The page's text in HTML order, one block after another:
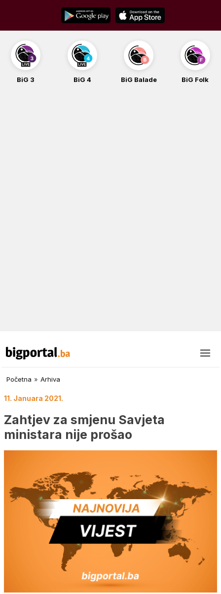
content
BiG 3 BiG 4 BiG Balade BiG Folk
Početna » Arhiva
11. Januara 2021.
Zahtjev za smjenu Savjeta
ministara nije prošao